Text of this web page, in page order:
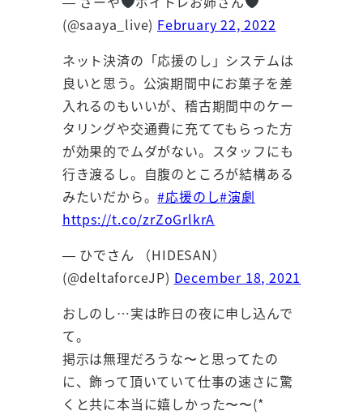
(@saaya_live) February 22, 2022
ネット決済の「応援のし」システムは
良いと思う。公演期間中にお菓子を差
入れるのもいいが、稽古期間中のケー
タリングや交通費に充ててもらった方
が効果的でムダがない。スタッフにも
行き渡るし。自腹のところが結構ある
みたいだから。#応援のし#演劇
https://t.co/zrZoGrlkrA
— ひでさん （HIDESAN）
(@deltaforceJP) December 18, 2021
おしのし…実は昨日の夜に申し込んで
て。
掲示は無理だろうな〜と思ってたの
に、飾って頂いていて仕事の速さに驚
くと共に本当に嬉しかった〜〜(*